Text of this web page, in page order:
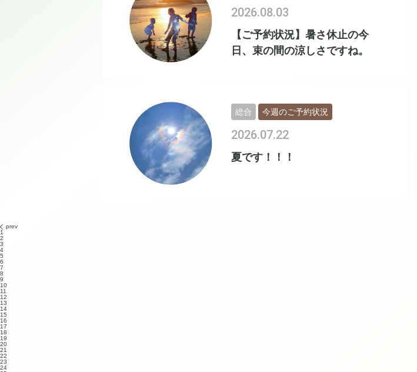
【ご予約状況】暑さ休止の今
日、束の間の涼しさですね。
2026.08.03
夏です！！！
2026.07.22
総合 今週のご予約状況
prev
1
2
3
4
5
6
7
8
9
10
11
12
13
14
15
16
17
18
19
20
21
22
23
24